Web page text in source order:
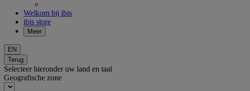
Welkom bij ibis
ibis store
Meer
EN
Terug
Selecteer hieronder uw land en taal
Geografische zone